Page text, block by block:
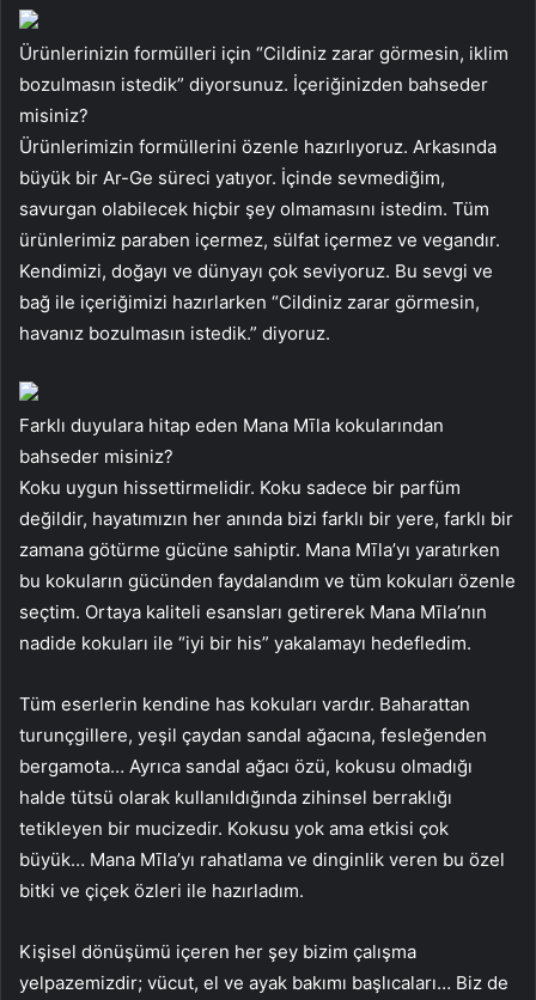
Ürünlerinizin formülleri için “Cildiniz zarar görmesin, iklim
bozulmasın istedik” diyorsunuz. İçeriğinizden bahseder
misiniz?
Ürünlerimizin formüllerini özenle hazırlıyoruz. Arkasında
büyük bir Ar-Ge süreci yatıyor. İçinde sevmediğim,
savurgan olabilecek hiçbir şey olmamasını istedim. Tüm
ürünlerimiz paraben içermez, sülfat içermez ve vegandır.
Kendimizi, doğayı ve dünyayı çok seviyoruz. Bu sevgi ve
bağ ile içeriğimizi hazırlarken “Cildiniz zarar görmesin,
havanız bozulmasın istedik.” diyoruz.
Farklı duyulara hitap eden Mana Mīla kokularından
bahseder misiniz?
Koku uygun hissettirmelidir. Koku sadece bir parfüm
değildir, hayatımızın her anında bizi farklı bir yere, farklı bir
zamana götürme gücüne sahiptir. Mana Mīla’yı yaratırken
bu kokuların gücünden faydalandım ve tüm kokuları özenle
seçtim. Ortaya kaliteli esansları getirerek Mana Mīla’nın
nadide kokuları ile “iyi bir his” yakalamayı hedefledim.
Tüm eserlerin kendine has kokuları vardır. Baharattan
turunçgillere, yeşil çaydan sandal ağacına, fesleğenden
bergamota… Ayrıca sandal ağacı özü, kokusu olmadığı
halde tütsü olarak kullanıldığında zihinsel berraklığı
tetikleyen bir mucizedir. Kokusu yok ama etkisi çok
büyük… Mana Mīla’yı rahatlama ve dinginlik veren bu özel
bitki ve çiçek özleri ile hazırladım.
Kişisel dönüşümü içeren her şey bizim çalışma
yelpazemizdir; vücut, el ve ayak bakımı başlıcaları… Biz de